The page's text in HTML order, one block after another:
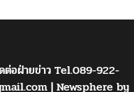
อฝ่ายข่าว Tel.089-922-
| Newsphereby